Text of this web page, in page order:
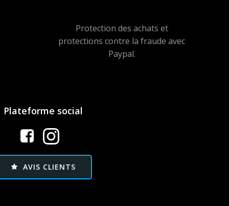
Protection des achats et
protections contre la fraude avec
Paypal.
Plateforme social
AVIS CLIENTS